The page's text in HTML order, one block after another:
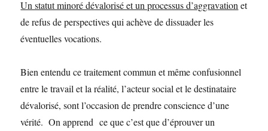
Un statut minoré dévalorisé et un processus d’aggravation et
de refus de perspectives qui achève de dissuader les
éventuelles vocations.
Bien entendu ce traitement commun et même confusionnel
entre le travail et la réalité, l’acteur social et le destinataire
dévalorisé, sont l’occasion de prendre conscience d’une
vérité. On apprend ce que c’est que d’éprouver un